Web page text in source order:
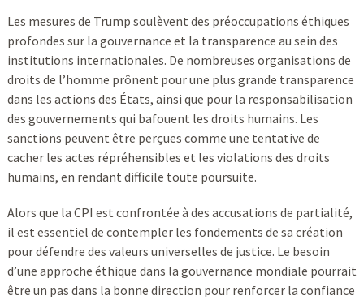
Les mesures de Trump soulèvent des préoccupations éthiques
profondes sur la gouvernance et la transparence au sein des
institutions internationales. De nombreuses organisations de
droits de l’homme prônent pour une plus grande transparence
dans les actions des États, ainsi que pour la responsabilisation
des gouvernements qui bafouent les droits humains. Les
sanctions peuvent être perçues comme une tentative de
cacher les actes répréhensibles et les violations des droits
humains, en rendant difficile toute poursuite.
Alors que la CPI est confrontée à des accusations de partialité,
il est essentiel de contempler les fondements de sa création
pour défendre des valeurs universelles de justice. Le besoin
d’une approche éthique dans la gouvernance mondiale pourrait
être un pas dans la bonne direction pour renforcer la confiance